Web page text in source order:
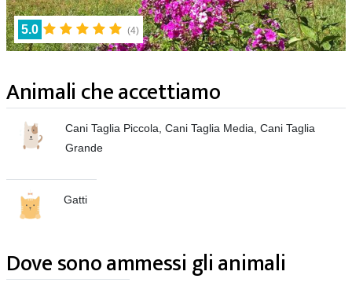
5.0 (4)
Animali che accettiamo
Cani Taglia Piccola, Cani Taglia Media, Cani Taglia
Grande
Gatti
Dove sono ammessi gli animali